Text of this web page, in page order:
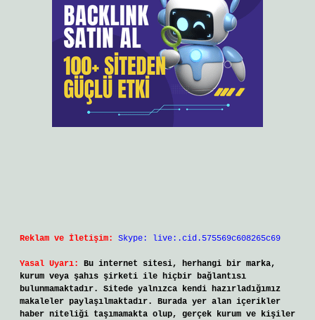
Reklam ve İletişim: Skype: live:.cid.575569c608265c69
Yasal Uyarı:
Bu internet sitesi, herhangi bir marka,
kurum veya şahıs şirketi ile hiçbir bağlantısı
bulunmamaktadır. Sitede yalnızca kendi hazırladığımız
makaleler paylaşılmaktadır. Burada yer alan içerikler
haber niteliği taşımamakta olup, gerçek kurum ve kişiler